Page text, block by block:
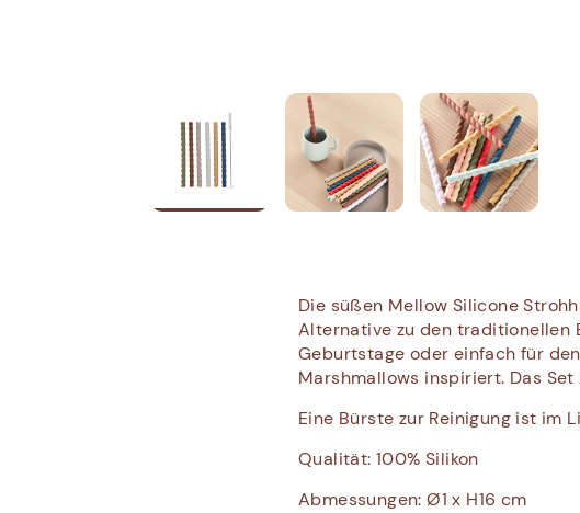
Die süßen Mellow Silicone
Alternative zu den traditionellen
Geburtstage oder einfach für
Marshmallows inspiriert. Das
Eine Bürste zur Reinigung ist im
Qualität: 100% Silikon
Abmessungen: Ø1 x H16 cm